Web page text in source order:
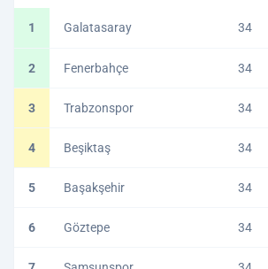
1 Galatasaray 34
2 Fenerbahçe 34
3 Trabzonspor 34
4 Beşiktaş 34
5 Başakşehir 34
6 Göztepe 34